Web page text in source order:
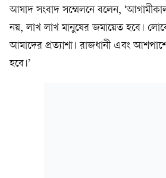
আযাদ সংবাদ সম্মেলনে বলেন,
নয়, লাখ লাখ মানুষের জমায়েত হবে।
আমাদের প্রত্যাশা। রাজধানী এবং
হবে।’